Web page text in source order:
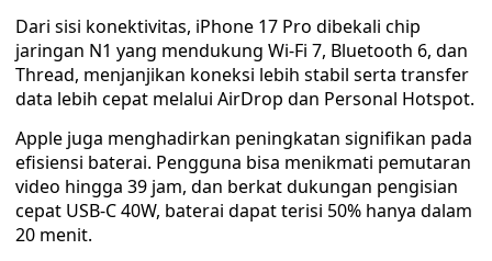
Dari sisi konektivitas, iPhone 17 Pro dibekali chip
jaringan N1 yang mendukung Wi-Fi 7, Bluetooth 6, dan
Thread, menjanjikan koneksi lebih stabil serta transfer
data lebih cepat melalui AirDrop dan Personal Hotspot.
Apple juga menghadirkan peningkatan signifikan pada
efisiensi baterai. Pengguna bisa menikmati pemutaran
video hingga 39 jam, dan berkat dukungan pengisian
cepat USB-C 40W, baterai dapat terisi 50% hanya dalam
20 menit.